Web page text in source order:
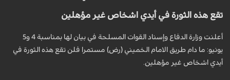
تقع هذه الثورة في أيدي اشخاص غير مؤهلين
أعلنت وزارة الدفاع وإسناد القوات المسلحة في بيان لها بمناسبة 4 و5
يونيو: ما دام طريق الامام الخميني (رض) مستمرا فلن تقع هذه الثورة في
أيدي اشخاص غير مؤهلين.